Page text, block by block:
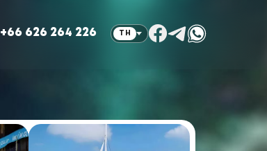
+66 626 264 226 TH